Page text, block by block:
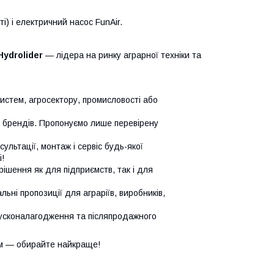
і електричний насос FunAir.
— лідера на ринку аграрної техніки та
агросектору, промисловості або
Пропонуємо лише перевірену
монтаж і сервіс будь-якої
як для підприємств, так і для
пропозиції для аграріїв, виробників,
та післяпродажного
— обирайте найкраще!